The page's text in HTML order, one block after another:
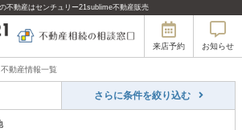
不動産はセンチュリー21sublime不動産販売
来店予約 お知らせ
不動産情報一覧
さらに条件を絞り込む